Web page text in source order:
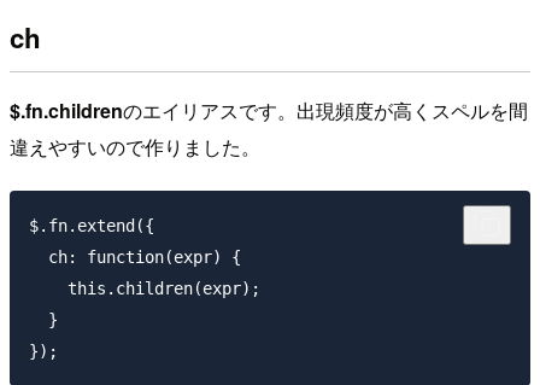
ch
$.fn.childrenのエイリアスです。出現頻度が高くスペルを間
違えやすいので作りました。
$.fn.extend({
  ch: function(expr) {
    this.children(expr);
  }